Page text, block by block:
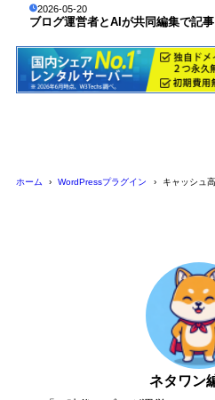
2026-05-20
ブログ運営者とAIが共同編集で記
ホーム WordPressプラグイン キャッシュ
ネタワン